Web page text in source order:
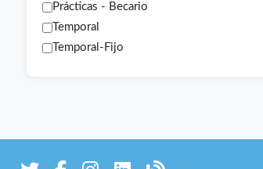
Prácticas - Becario
Temporal
Temporal-Fijo